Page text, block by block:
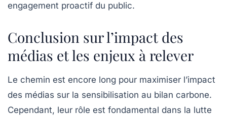
engagement proactif du public.
Conclusion sur l’impact des
médias et les enjeux à relever
Le chemin est encore long pour maximiser l’impact
des médias sur la sensibilisation au bilan carbone.
Cependant, leur rôle est fondamental dans la lutte